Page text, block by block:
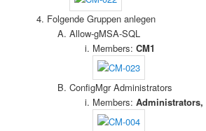
Folgende Gruppen anlegen
Allow-gMSA-SQL
Members: CM1
ConfigMgr Administrators
Members: Administrators,